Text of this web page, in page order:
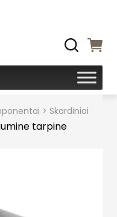
> Skardiniai
tarpine